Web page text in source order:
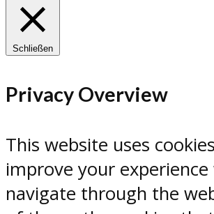
Schließen
Privacy Overview
This website uses
improve your
navigate through the